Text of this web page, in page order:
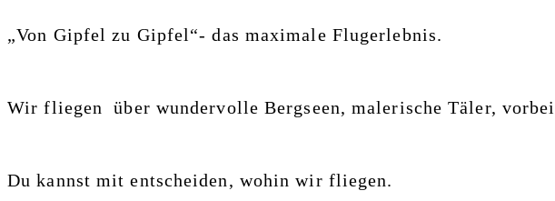
„Von Gipfel zu Gipfel“- das maximale Flugerlebnis.
Wir fliegen über wundervolle Bergseen, malerische Täler,
Du kannst mit entscheiden, wohin wir fliegen.